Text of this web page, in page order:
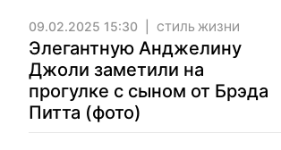
09.02.2025 15:30 СТИЛЬ ЖИЗНИ
Элегантную Анджелину
Джоли заметили на
прогулке с сыном от Брэда
Питта (фото)